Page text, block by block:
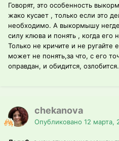
Говорят, это особенность
жако кусает , только если это
необходимо. А выкормышу
силу клюва и понять , когда его
Только не кричите и не ругайте
может не понять,за что, с его
оправдан, и обидится, озлобится.
chekanova
Опубликовано 12 марта,